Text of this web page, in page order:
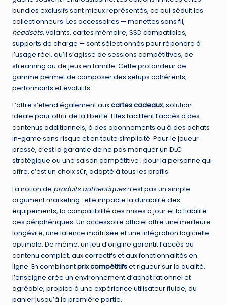
bundles exclusifs sont mieux représentés, ce qui séduit les
collectionneurs. Les accessoires — manettes sans fil,
headsets, volants, cartes mémoire, SSD compatibles,
supports de charge — sont sélectionnés pour répondre à
l’usage réel, qu’il s’agisse de sessions compétitives, de
streaming ou de jeux en famille. Cette profondeur de
gamme permet de composer des setups cohérents,
performants et évolutifs.
L’offre s’étend également auxcartes cadeaux, solution
idéale pour offrir de la liberté. Elles facilitent l’accès à des
contenus additionnels, à des abonnements ou à des achats
in-game sans risque et en toute simplicité. Pour le joueur
pressé, c’est la garantie de ne pas manquer un DLC
stratégique ou une saison compétitive ; pour la personne qui
offre, c’est un choix sûr, adapté à tous les profils.
La notion de produits authentiquesn’est pas un simple
argument marketing : elle impacte la durabilité des
équipements, la compatibilité des mises à jour et la fiabilité
des périphériques. Un accessoire officiel offre une meilleure
longévité, une latence maîtrisée et une intégration logicielle
optimale. De même, un jeu d’origine garantit l’accès au
contenu complet, aux correctifs et aux fonctionnalités en
ligne. En combinantprix compétitifset rigueur sur la qualité,
l’enseigne crée un environnement d’achat rationnel et
agréable, propice à une expérience utilisateur fluide, du
panier jusqu’à la première partie.